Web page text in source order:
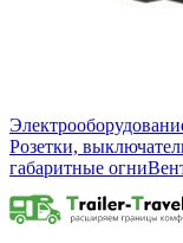
Розетки,
габаритные огни